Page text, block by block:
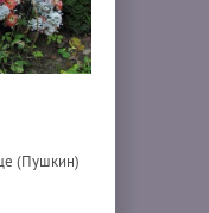
(Пушкин)